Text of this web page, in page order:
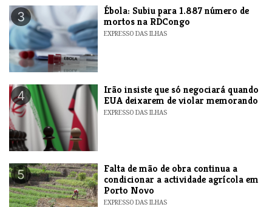
3
​Ébola: Subiu para 1.887 número de
mortos na RDCongo
EXPRESSO DAS ILHAS
4
​Irão insiste que só negociará quando
EUA deixarem de violar memorando
EXPRESSO DAS ILHAS
5
Falta de mão de obra continua a
condicionar a actividade agrícola em
Porto Novo
EXPRESSO DAS ILHAS